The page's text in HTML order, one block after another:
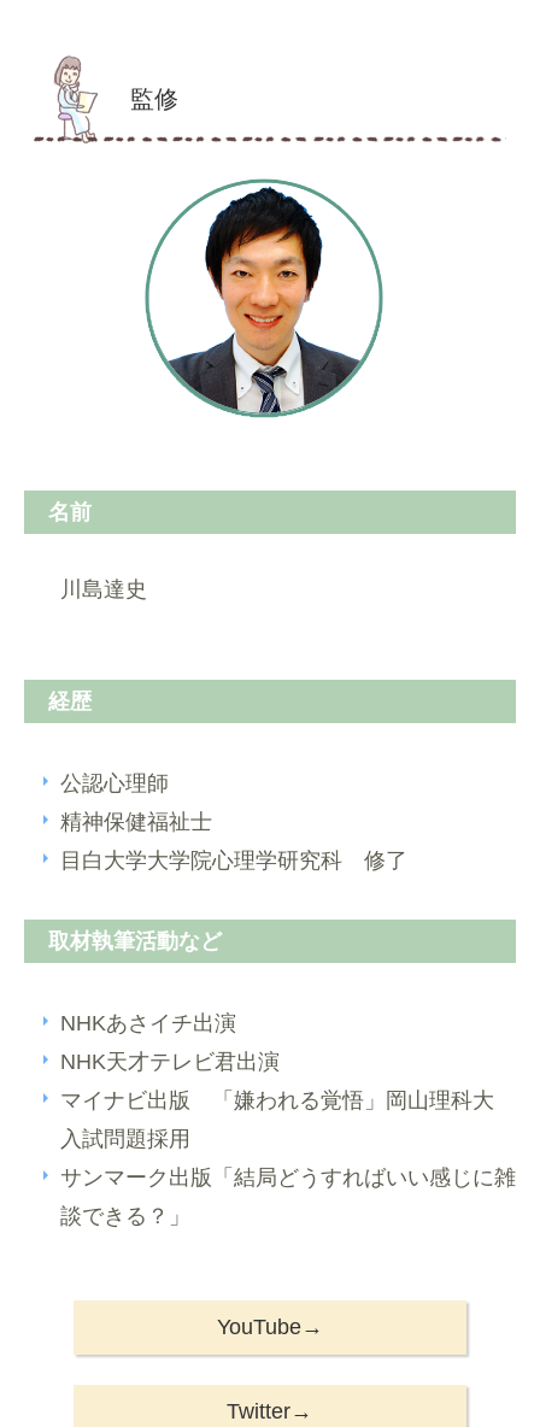
監修
名前
川島達史
経歴
公認心理師
精神保健福祉士
目白大学大学院心理学研究科 修了
取材執筆活動など
NHKあさイチ出演
NHK天才テレビ君出演
マイナビ出版 「嫌われる覚悟」岡山理科大
入試問題採用
サンマーク出版「結局どうすればいい感じに雑
談できる？」
YouTube→
Twitter→